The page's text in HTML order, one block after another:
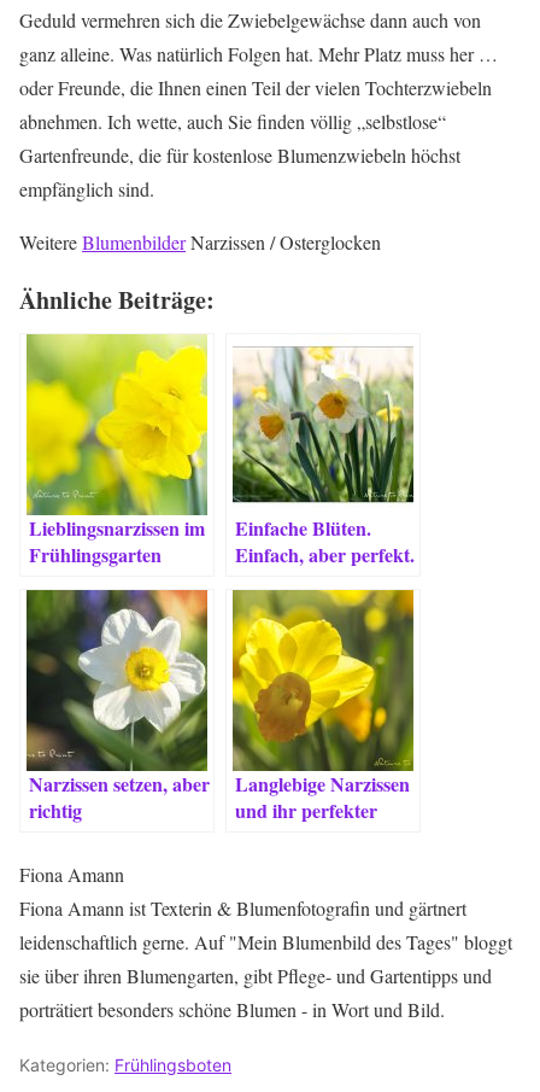
Geduld vermehren sich die Zwiebelgewächse dann auch von
ganz alleine. Was natürlich Folgen hat. Mehr Platz muss her …
oder Freunde, die Ihnen einen Teil der vielen Tochterzwiebeln
abnehmen. Ich wette, auch Sie finden völlig „selbstlose“
Gartenfreunde, die für kostenlose Blumenzwiebeln höchst
empfänglich sind.
WeitereBlumenbilderNarzissen / Osterglocken
Ähnliche Beiträge:
Lieblingsnarzissen im
Frühlingsgarten
Einfache Blüten.
Einfach, aber perfekt.
Narzissen setzen, aber
richtig
Langlebige Narzissen
und ihr perfekter
Fiona Amann
Fiona Amann ist Texterin & Blumenfotografin und gärtnert
leidenschaftlich gerne. Auf "Mein Blumenbild des Tages" bloggt
sie über ihren Blumengarten, gibt Pflege- und Gartentipps und
porträtiert besonders schöne Blumen - in Wort und Bild.
Kategorien: Frühlingsboten